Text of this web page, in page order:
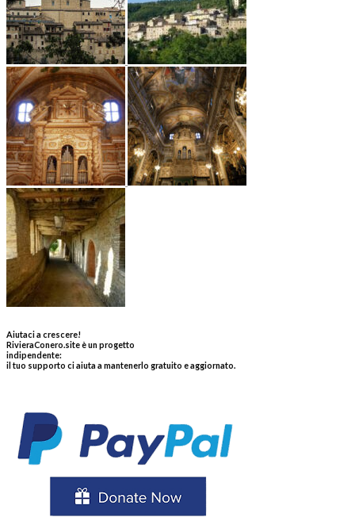
Aiutaci a crescere!
RivieraConero.site è un progetto
indipendente:
il tuo supporto ci aiuta a mantenerlo gratuito e aggiornato.